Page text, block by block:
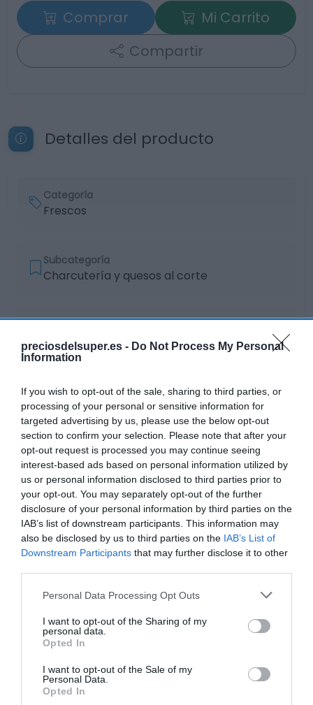
preciosdelsuper.es - Do Not Process My Personal
Information
If you wish to opt-out of the sale, sharing to third parties, or
processing of your personal or sensitive information for
targeted advertising by us, please use the below opt-out
section to confirm your selection. Please note that after your
opt-out request is processed you may continue seeing
interest-based ads based on personal information utilized by
us or personal information disclosed to third parties prior to
your opt-out. You may separately opt-out of the further
disclosure of your personal information by third parties on the
IAB’s list of downstream participants. This information may
also be disclosed by us to third parties on the IAB’s List of
Downstream Participants that may further disclose it to other
Please note that this website/app uses one or more Google
not limited to your visit or usage behaviour. You may click to
grant or deny consent to Google and its third-party tags to
use your data for below specified purposes in below Google
consent section.
Personal Data Processing Opt Outs
I want to opt-out of the Sharing of my
personal data.
Opted In
I want to opt-out of the Sale of my
Personal Data.
Opted In
Comprar
Mi Carrito
Compartir
Detalles del producto
Categoría
Frescos
Subcategoría
Charcutería y quesos al corte
EL CORTE INGLÉS
Seguimiento desde
20 Nov 2023
Descripción del producto
Información generalDenominación del alimento:
Centro de jamón merma 0Nombre del operador:
Jamones Airesano, S.L.Dirección del operador:
Ctra. Camarena, km 1,4 - 44450 La Puebla de
Valverde (Teruel)Lugar de procedencia del
KilogramosOtras menciones obligatorias en la
etiqueta: Envasado al vacío. Ingredientes y
conservadores E-252, antioxidante E-
301.Nutrientes 100 gCantidad/Unidad(VRN)Valor